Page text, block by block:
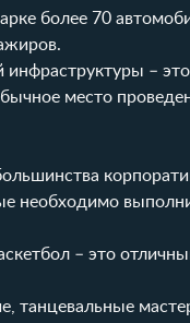
более 70
–
место
необходимо
– это
танцевальные